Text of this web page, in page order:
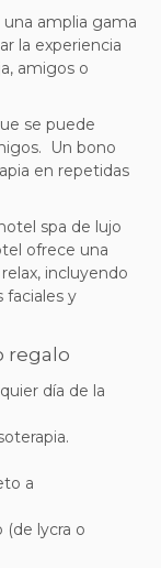
una amplia gama
la experiencia
amigos o
se puede
Un bono
en repetidas
spa de lujo
ofrece una
incluyendo
faciales y
regalo
día de la
a
(de lycra o